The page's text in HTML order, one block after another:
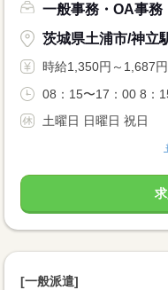
一般事務・OA事務
茨城県土浦市/神立
時給1,350円～1,687円
08：15〜17：00 8：
土曜日 日曜日 祝日
[一般派遣]